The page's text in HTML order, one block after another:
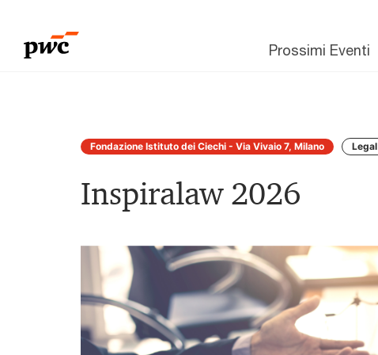
Prossimi Eventi
Fondazione Istituto dei Ciechi - Via Vivaio 7, Milano Legal
Inspiralaw 2026